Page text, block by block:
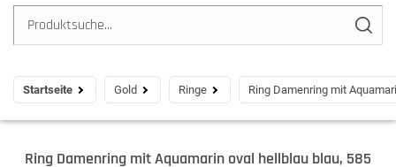
Startseite Gold Ringe Ring Damenring mit
Ring Damenring mit Aquamarin oval hellblau blau, 585